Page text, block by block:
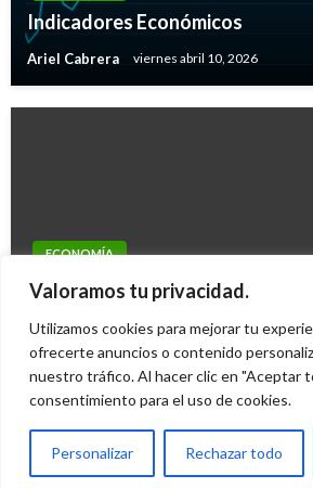
Valoramos tu privacidad.
Utilizamos cookies para mejorar tu
ofrecerte anuncios o contenido
nuestro tráfico. Al hacer clic en "Aceptar
consentimiento para el uso de cookies.
Personalizar Rechazar todo
Indicadores Económicos
Ariel Cabrera viernes abril 10, 2026
ECONOMÍA
Gobierno le apuesta a la
Geovany Quintero Gómez miércoles abril